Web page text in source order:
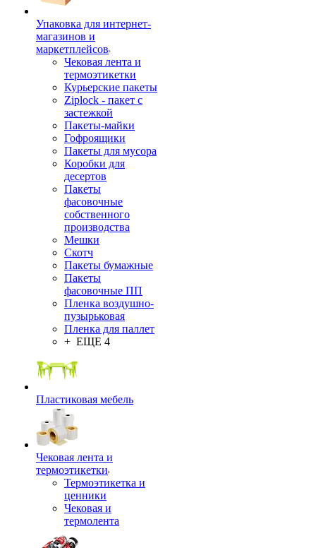
Упаковка для интернет-
магазинов и
маркетплейсов
Чековая лента и
термоэтикетки
Курьерские пакеты
Ziplock - пакет с
застежкой
Пакеты-майки
Гофроящики
Пакеты для мусора
Коробки для
десертов
Пакеты
фасовочные
собственного
производства
Мешки
Скотч
Пакеты бумажные
Пакеты
фасовочные ПП
Пленка воздушно-
пузырьковая
Пленка для паллет
+ ЕЩЕ 4
Пластиковая мебель
Чековая лента и
термоэтикетки
Термоэтикетка и
ценники
Чековая и
термолента